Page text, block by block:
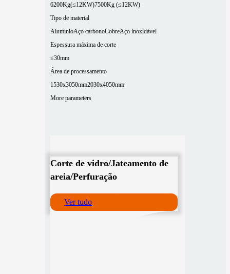
6200Kg(≤12KW)7500Kg (≤12KW)
Tipo de material
AlumínioAço carbonoCobreAço inoxidável
Espessura máxima de corte
≤30mm
Área de processamento
1530x3050mm2030x4050mm
More parameters
Corte de vidro/Jateamento de
areia/Perfuração
Ver tudo